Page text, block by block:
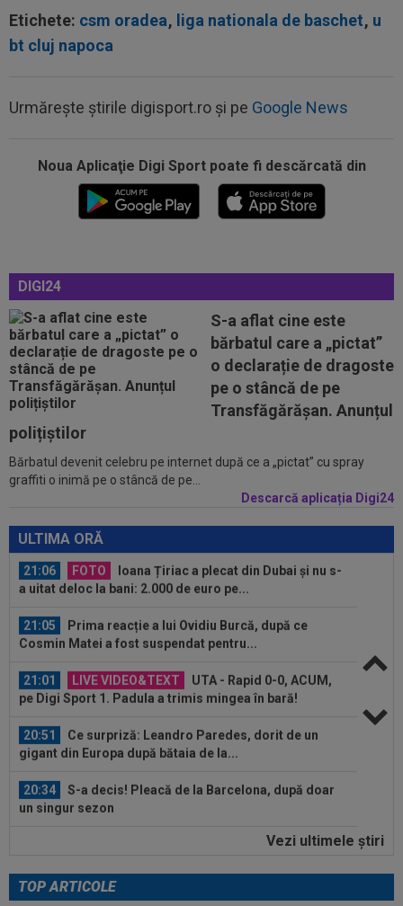
Etichete: csm oradea, liga nationala de baschet, u
bt cluj napoca
Urmărește știrile digisport.ro și pe Google News
Noua Aplicaţie Digi Sport poate fi descărcată din
DIGI24
S-a aflat cine este
bărbatul care a „pictat”
o declarație de dragoste
pe o stâncă de pe
Transfăgărășan. Anunțul
polițiștilor
Bărbatul devenit celebru pe internet după ce a „pictat” cu spray
graffiti o inimă pe o stâncă de pe...
Descarcă aplicația Digi24
ULTIMA ORĂ
LIVE VIDEO&TEXT
UTA - Rapid 0-0, ACUM,
pe Digi Sport 1. Padula a trimis mingea în bară!
20:34
S-a decis! Pleacă de la Barcelona, după doar
un singur sezon
20:32
A simțit că ”MM Stoica vrea să-l păcălească” și
acum e în fața unui contract...
21:29 EXCLUSIV
Conducerea de la Universitatea
Craiova a dat verdictul! Analiza transferurilor...
21:19 Lovitura primită de Rapid la meciul cu UTA
a uitat deloc la bani: 2.000 de euro pe...
21:05
Prima reacție a lui Ovidiu Burcă, după ce
Cosmin Matei a fost suspendat pentru...
21:01 LIVE VIDEO&TEXT
UTA - Rapid 0-0, ACUM,
pe Digi Sport 1. Padula a trimis mingea în bară!
20:51
Ce surpriză: Leandro Paredes, dorit de un
gigant din Europa după bătaia de la...
20:34
S-a decis! Pleacă de la Barcelona, după doar
un singur sezon
20:32
A simțit că ”MM Stoica vrea să-l păcălească” și
acum e în fața unui contract...
Conducerea de la Universitatea
21:19 Lovitura primită de Rapid la meciul cu UTA
Vezi ultimele ştiri
TOP ARTICOLE